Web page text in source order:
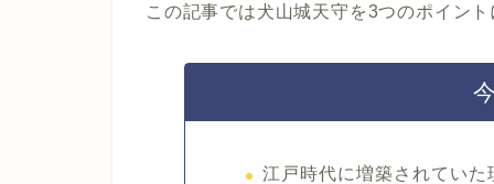
この記事では犬山城天守を3つのポイン
江戸時代に増築されていた